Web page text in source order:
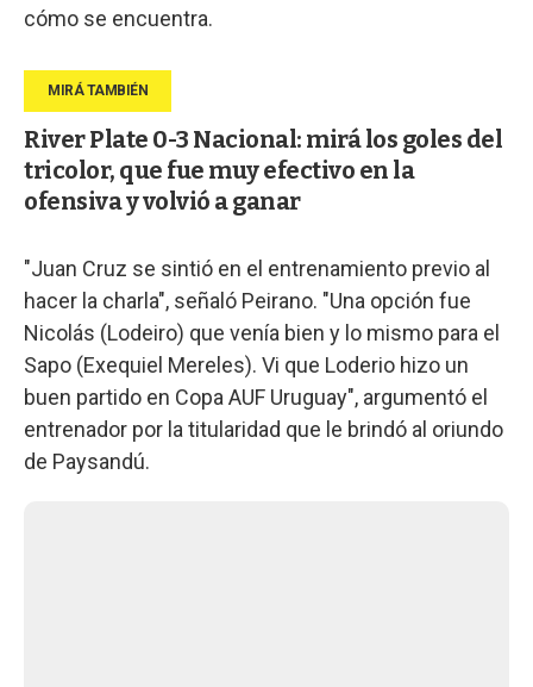
cómo se encuentra.
River Plate 0-3 Nacional: mirá los goles del
tricolor, que fue muy efectivo en la
ofensiva y volvió a ganar
"Juan Cruz se sintió en el entrenamiento previo al
hacer la charla", señaló Peirano. "Una opción fue
Nicolás (Lodeiro) que venía bien y lo mismo para el
Sapo (Exequiel Mereles). Vi que Loderio hizo un
buen partido en Copa AUF Uruguay", argumentó el
entrenador por la titularidad que le brindó al oriundo
de Paysandú.